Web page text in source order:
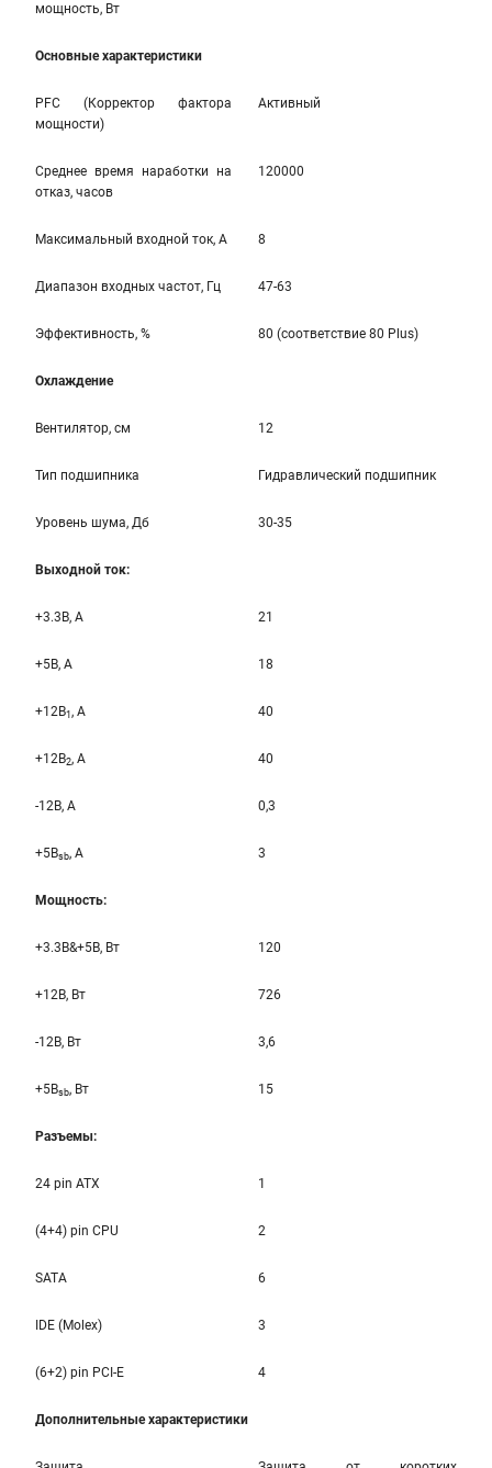
мощность, Вт
Основные характеристики
PFC (Корректор фактора
мощности)
Активный
Среднее время наработки на
отказ, часов
120000
Максимальный входной ток, А 8
Диапазон входных частот, Гц 47-63
Эффективность, % 80 (соответствие 80 Plus)
Охлаждение
Вентилятор, см 12
Тип подшипника Гидравлический подшипник
Уровень шума, Дб 30-35
Выходной ток:
+3.3B, А 21
+5B, А 18
+12B1 , A 40
+12B2, A 40
-12B, A 0,3
+5Bsb, A 3
Мощность:
+3.3B&+5B, Вт 120
+12B, Вт 726
-12B, Вт 3,6
+5Bsb, Вт 15
Разъемы:
24 pin ATX 1
(4+4) pin CPU 2
SATA 6
IDE (Molex) 3
(6+2) pin PCI-E 4
Дополнительные характеристики